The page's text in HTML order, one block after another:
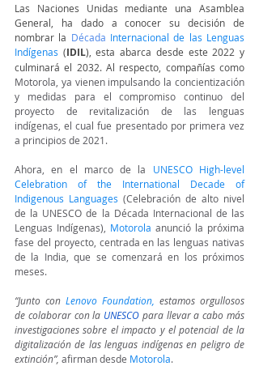
Las Naciones Unidas mediante una Asamblea
General, ha dado a conocer su decisión de
nombrar la Década Internacional de las Lenguas
Indígenas (IDIL), esta abarca desde este 2022 y
Motorola, ya vienen impulsando la concientización
y medidas para el compromiso continuo del
proyecto de revitalización de las lenguas
indígenas, el cual fue presentado por primera vez
a principios de 2021.
Ahora, en el marco de la
UNESCO High-level
Celebration of the International Decade of
Indigenous Languages (Celebración de alto nivel
de la UNESCO de la Década Internacional de las
Lenguas Indígenas), Motorola anunció la próxima
fase del proyecto, centrada en las lenguas nativas
de la India, que se comenzará en los próximos
meses.
“Junto con Lenovo Foundation estamos orgullosos
de colaborar con la UNESCO para llevar a cabo más
investigaciones sobre el impacto y el potencial de la
digitalización de las lenguas indígenas en peligro de
extinción”, afirman desde Motorola.